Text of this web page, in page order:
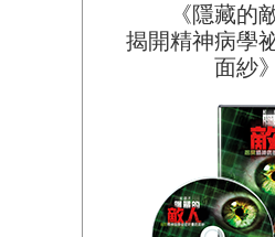
《隱藏的
揭開精神病學
面紗》